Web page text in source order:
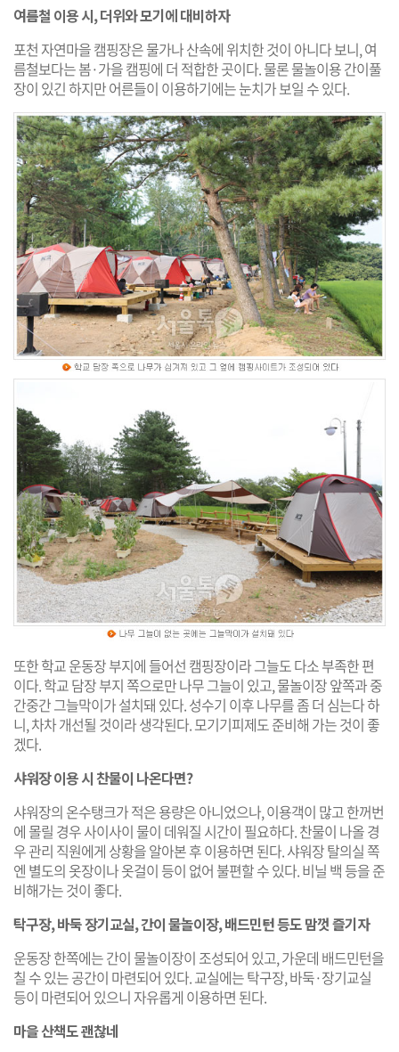
여름철 이용 시, 더위와 모기에 대비하자
포천 자연마을 캠핑장은 물가나 산속에 위치한 것이 아니다 보니, 여
름철보다는 봄·가을 캠핑에 더 적합한 곳이다. 물론 물놀이용 간이풀
장이 있긴 하지만 어른들이 이용하기에는 눈치가 보일 수 있다.
또한 학교 운동장 부지에 들어선 캠핑장이라 그늘도 다소 부족한 편
이다. 학교 담장 부지 쪽으로만 나무 그늘이 있고, 물놀이장 앞쪽과 중
간중간 그늘막이가 설치돼 있다. 성수기 이후 나무를 좀 더 심는다 하
니, 차차 개선될 것이라 생각된다. 모기기피제도 준비해 가는 것이 좋
겠다.
샤워장 이용 시 찬물이 나온다면?
샤워장의 온수탱크가 적은 용량은 아니었으나, 이용객이 많고 한꺼번
에 몰릴 경우 사이사이 물이 데워질 시간이 필요하다. 찬물이 나올 경
우 관리 직원에게 상황을 알아본 후 이용하면 된다. 샤워장 탈의실 쪽
엔 별도의 옷장이나 옷걸이 등이 없어 불편할 수 있다. 비닐 백 등을 준
비해가는 것이 좋다.
탁구장, 바둑 장기교실, 간이 물놀이장, 배드민턴 등도 맘껏 즐기자
운동장 한쪽에는 간이 물놀이장이 조성되어 있고, 가운데 배드민턴을
칠 수 있는 공간이 마련되어 있다. 교실에는 탁구장, 바둑·장기교실
등이 마련되어 있으니 자유롭게 이용하면 된다.
마을 산책도 괜찮네